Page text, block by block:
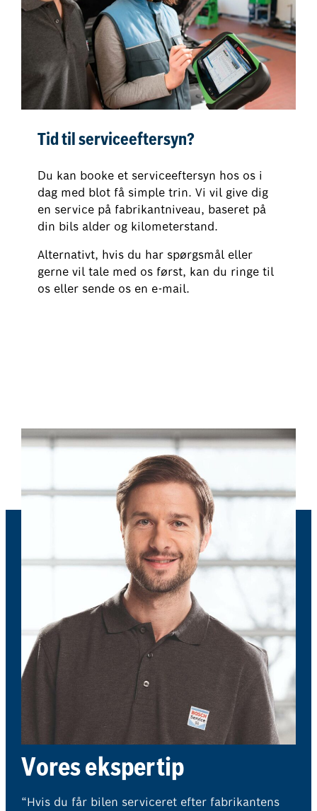
Tid til serviceeftersyn?
Du kan booke et serviceeftersyn hos os i
dag med blot få simple trin. Vi vil give dig
en service på fabrikantniveau, baseret på
din bils alder og kilometerstand.
Alternativt, hvis du har spørgsmål eller
gerne vil tale med os først, kan du ringe til
os eller sende os en e-mail.
Vores ekspertip
“Hvis du får bilen serviceret efter fabrikantens